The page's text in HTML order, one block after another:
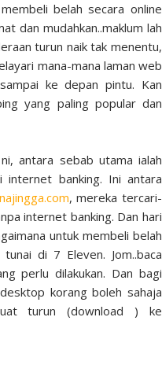
belah secara online
dan mudahkan..maklum lah
turun naik tak menentu,
mana-mana laman web
ke depan pintu. Kan
yang paling popular dan
antara sebab utama ialah
internet banking. Ini antara
, mereka tercari-
internet banking. Dan hari
untuk membeli belah
di 7 Eleven. Jom..baca
perlu dilakukan. Dan bagi
korang boleh sahaja
turun (download ) ke